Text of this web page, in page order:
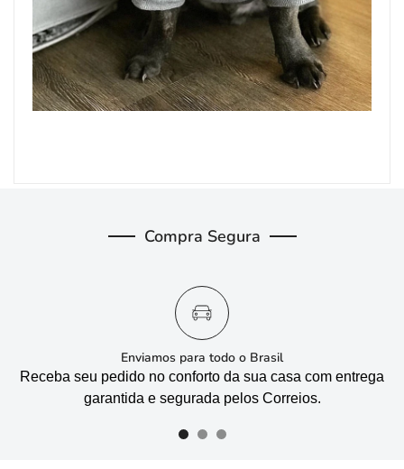
Compra Segura
Enviamos para todo o Brasil
Receba seu pedido no conforto da sua casa com entrega
garantida e segurada pelos Correios.